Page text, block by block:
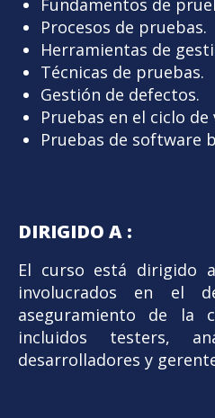
Procesos de pruebas.
Herramientas de
Técnicas de pruebas.
Gestión de defectos.
Pruebas en el ciclo
Pruebas de software
DIRIGIDO A :
El curso está dirigido
involucrados en el
aseguramiento de la
incluidos testers,
desarrolladores y